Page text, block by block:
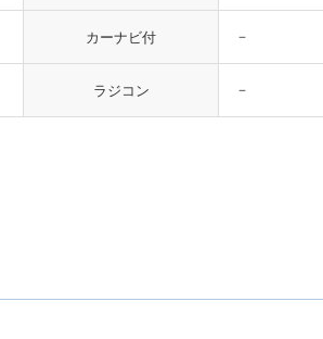
カーナビ付 －
ラジコン －